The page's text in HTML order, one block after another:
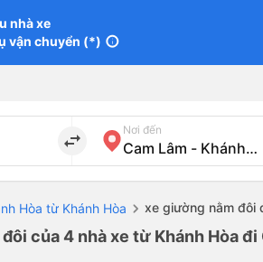
nhà xe
vận chuyển (*) info
import_export
Nơi đến
Hòa từ Khánh Hòa xe giường nằm đôi
của 4 nhà xe từ Khánh Hòa đi